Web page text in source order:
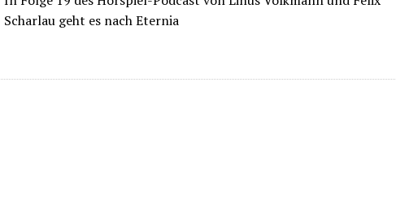
Scharlau geht es nach Eternia